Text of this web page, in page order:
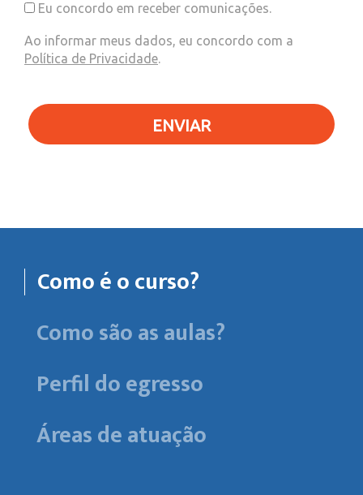
Eu concordo em receber comunicações.
Ao informar meus dados, eu concordo com a
Política de Privacidade.
ENVIAR
Como é o curso?
Como são as aulas?
Perfil do egresso
Áreas de atuação